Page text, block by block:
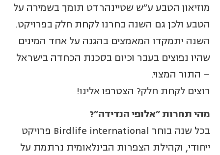
מוזיאון הטבע ע"ש שטיינהרדט תומך בשמירה על
הטבע ולכן גם השנה בחרנו לקחת חלק בפרויקט.
השנה יתמקדו המאמצים בהגנה על אחד המינים
שהיו נפוצים בעבר וכיום בסכנת הכחדה בישראל
– התור המצוי.
רוצים לקחת חלק? הצטרפו אלינו!
מהי תחרות "אלופי הנדידה"?
בכל שנה בוחר Birdlife international פרויקט
ייחודי, וקהילת הצפרות הבינלאומית נרתמת על